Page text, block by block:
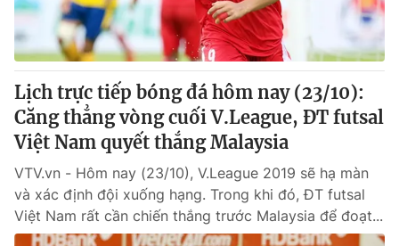
Lịch trực tiếp bóng đá hôm nay (23/10):
Căng thẳng vòng cuối V.League, ĐT futsal
Việt Nam quyết thắng Malaysia
VTV.vn - Hôm nay (23/10), V.League 2019 sẽ hạ màn
và xác định đội xuống hạng. Trong khi đó, ĐT futsal
Việt Nam rất cần chiến thắng trước Malaysia để đoạt...